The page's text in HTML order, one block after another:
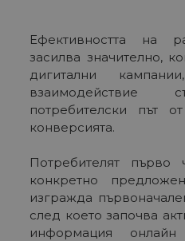
Ефективността на
засилва значително,
дигитални
взаимодействие
потребителски път
конверсията.
Потребителят
конкретно
изгражда
след което започва
информация